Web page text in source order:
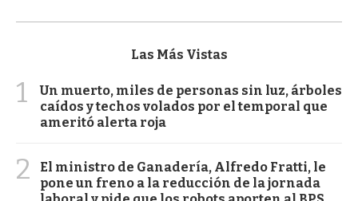
Las Más Vistas
1
Un muerto, miles de personas sin luz, árboles
caídos y techos volados por el temporal que
ameritó alerta roja
2
El ministro de Ganadería, Alfredo Fratti, le
pone un freno a la reducción de la jornada